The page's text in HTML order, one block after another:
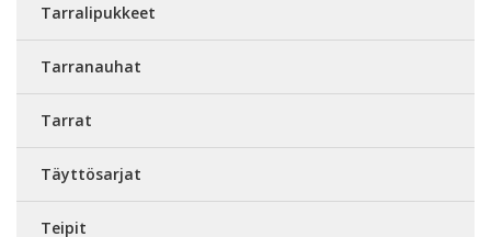
Tarralipukkeet
Tarranauhat
Tarrat
Täyttösarjat
Teipit